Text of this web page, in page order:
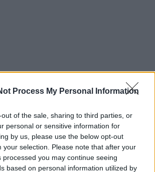
Process My Personal Information
of the sale, sharing to third parties, or
personal or sensitive information for
by us, please use the below opt-out
your selection. Please note that after your
processed you may continue seeing
based on personal information utilized by